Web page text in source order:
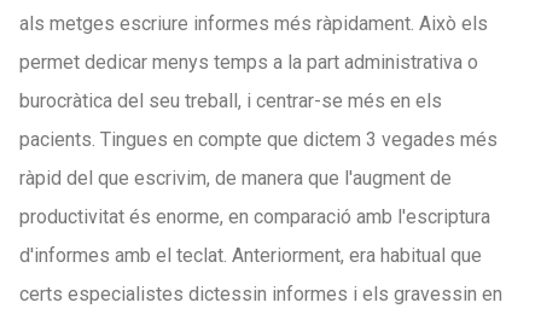
als metges escriure informes més ràpidament. Això els
permet dedicar menys temps a la part administrativa o
burocràtica del seu treball, i centrar-se més en els
pacients. Tingues en compte que dictem 3 vegades més
ràpid del que escrivim, de manera que l'augment de
productivitat és enorme, en comparació amb l'escriptura
d'informes amb el teclat. Anteriorment, era habitual que
certs especialistes dictessin informes i els gravessin en